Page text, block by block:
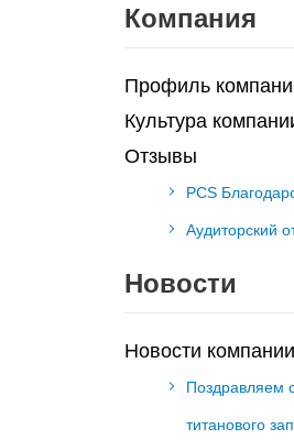
Компания
Профиль
Культура
Отзывы
PCS
Аудиторский
Новости
Новости компании
Поздравляем
титанового